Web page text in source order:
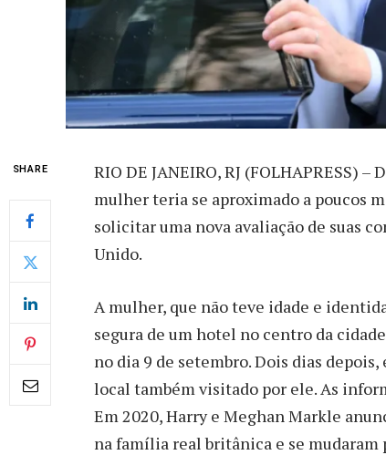
SHARE RIO DE JANEIRO, RJ (FOLHAPRESS)
mulher teria se aproximado a poucos
solicitar uma nova avaliação de suas
Unido.
A mulher, que não teve idade e
segura de um hotel no centro da
no dia 9 de setembro. Dois dias
local também visitado por ele. As
Em 2020, Harry e Meghan Markle
na família real britânica e se mudaram